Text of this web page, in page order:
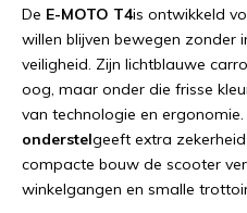
De E-MOTO T4is ontwikkeld
willen blijven bewegen zonder
veiligheid. Zijn lichtblauwe
oog, maar onder die frisse
van technologie en ergonomie.
onderstelgeeft extra zekerheid
compacte bouw de scooter
winkelgangen en smalle